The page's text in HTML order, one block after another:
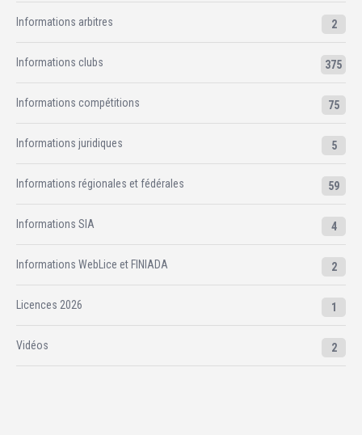
Informations arbitres 2
Informations clubs 375
Informations compétitions 75
Informations juridiques 5
Informations régionales et fédérales 59
Informations SIA 4
Informations WebLice et FINIADA 2
Licences 2026 1
Vidéos 2